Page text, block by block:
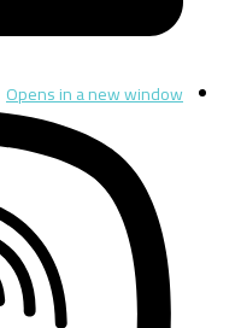
Opens in a new window